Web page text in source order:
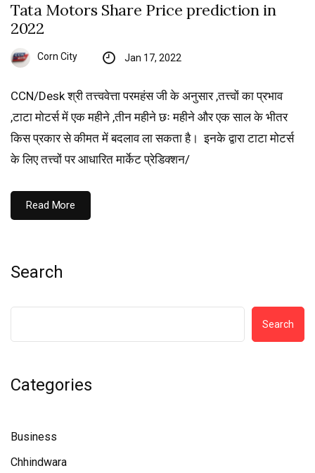
Tata Motors Share Price prediction in
2022
Corn City Jan 17, 2022
CCN/Desk श्री तत्त्ववेत्ता परमहंस जी के अनुसार ,तत्त्वों का प्रभाव
,टाटा मोटर्स में एक महीने ,तीन महीने छः महीने और एक साल के भीतर
किस प्रकार से कीमत में बदलाव ला सकता है। इनके द्वारा टाटा मोटर्स
के लिए तत्त्वों पर आधारित मार्केट प्रेडिक्शन/
Read More
Search
Search
Categories
Business
Chhindwara